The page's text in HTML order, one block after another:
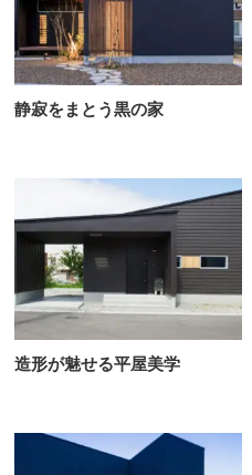
静寂をまとう黒の家
造形が魅せる平屋美学